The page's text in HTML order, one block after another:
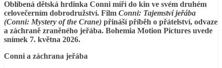
Oblíbená dětská hrdinka Conni míří do kin ve svém druhém
celovečerním dobrodružství. Film Conni: Tajemství jeřába
(Conni: Mystery of the Crane) přináší příběh o přátelství, odvaze
a záchraně zraněného jeřába. Bohemia Motion Pictures uvede
snímek 7. května 2026.
Conni a záchrana jeřába